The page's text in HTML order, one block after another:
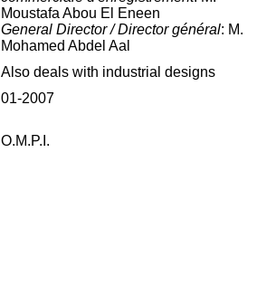
Moustafa Abou El Eneen
General Director / Director général: M.
Mohamed Abdel Aal
Also deals with industrial designs
01-2007
O.M.P.I.